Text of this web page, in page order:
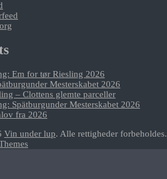
Em for tør Riesling 2026
Mesterskabet 2026
– Clottens glemte parceller
Spätburgunder Mesterskabet 2026
fra 2026
Vin under lup. Alle rettigheder forbeholdes.